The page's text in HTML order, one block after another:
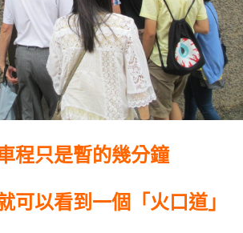
程只是暫的幾分鐘
可以看到一個「火口道」